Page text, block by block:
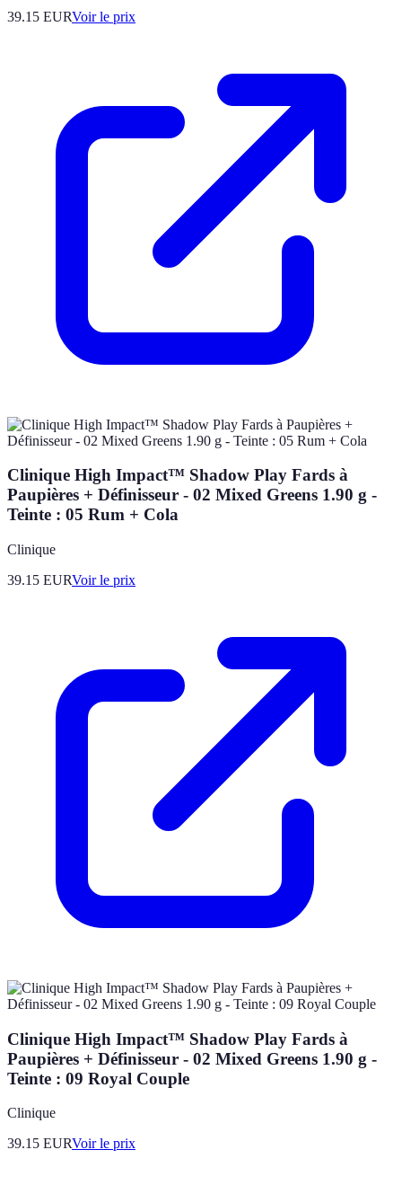
39.15 EURVoir le prix
Clinique High Impact™ Shadow Play Fards à
Paupières + Définisseur - 02 Mixed Greens 1.90 g -
Teinte : 05 Rum + Cola
Clinique
39.15 EURVoir le prix
Clinique High Impact™ Shadow Play Fards à
Paupières + Définisseur - 02 Mixed Greens 1.90 g -
Teinte : 09 Royal Couple
Clinique
39.15 EURVoir le prix